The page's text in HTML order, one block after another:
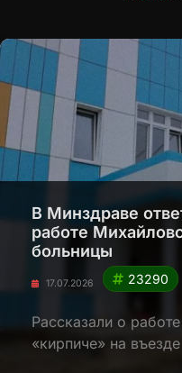
В Минздраве
работе
больницы
17.07.2026 23290
Рассказали о
«кирпиче» на въезде